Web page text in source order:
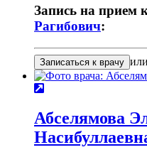
Запись на прием
Рагибович:
Записаться к врачу или
Абселямова